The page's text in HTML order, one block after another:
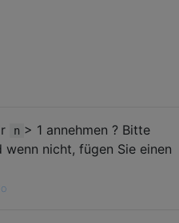
n > 1 annehmen ? Bitte
wenn nicht, fügen Sie einen